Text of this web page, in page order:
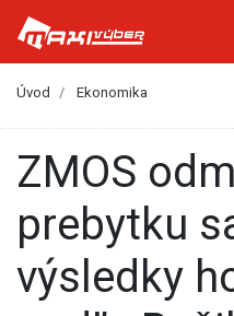
Úvod Ekonomika
ZMOS odmieta údaje o
prebytku
výsledky